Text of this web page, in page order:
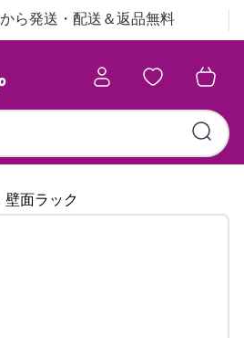
ら発送・配送＆返品無料
壁面ラック